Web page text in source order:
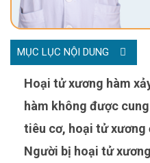
MỤC LỤC NỘI DUNG
Hoại tử xương hàm xảy ra khi các tế bào vùng
hàm không được
tiêu cơ, hoại tử xương
Người bị hoại tử